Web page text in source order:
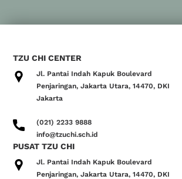
TZU CHI CENTER
Jl. Pantai Indah Kapuk Boulevard
Penjaringan, Jakarta Utara, 14470, DKI
Jakarta
(021) 2233 9888
info@tzuchi.sch.id
PUSAT TZU CHI
Jl. Pantai Indah Kapuk Boulevard
Penjaringan, Jakarta Utara, 14470, DKI